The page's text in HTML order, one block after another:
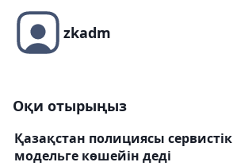
zkadm
Оқи отырыңыз
Қазақстан полициясы сервистік
модельге көшейін деді